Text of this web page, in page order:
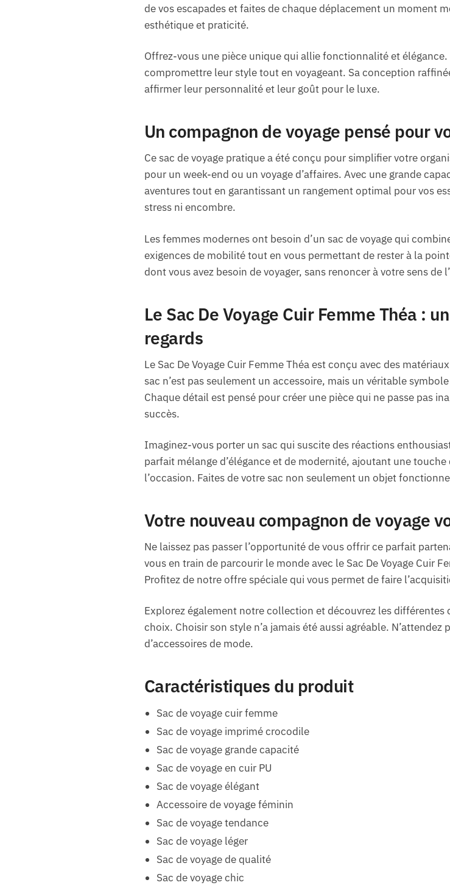
de vos escapades et faites de chaque déplacement un moment
esthétique et praticité.
Offrez-vous une pièce unique qui allie fonctionnalité et
compromettre leur style tout en voyageant. Sa conception
affirmer leur personnalité et leur goût pour le luxe.
Un compagnon de voyage pensé pour
Ce sac de voyage pratique a été conçu pour simplifier votre
pour un week-end ou un voyage d’affaires. Avec une grande
aventures tout en garantissant un rangement optimal pour vos
stress ni encombre.
Les femmes modernes ont besoin d’un sac de voyage qui
exigences de mobilité tout en vous permettant de rester à la
dont vous avez besoin de voyager, sans renoncer à votre sens de
Le Sac De Voyage Cuir Femme Théa :
regards
Le Sac De Voyage Cuir Femme Théa est conçu avec des
sac n’est pas seulement un accessoire, mais un véritable
Chaque détail est pensé pour créer une pièce qui ne passe pas
succès.
Imaginez-vous porter un sac qui suscite des réactions
parfait mélange d’élégance et de modernité, ajoutant une
l’occasion. Faites de votre sac non seulement un objet
Votre nouveau compagnon de voyage
Ne laissez pas passer l’opportunité de vous offrir ce parfait
vous en train de parcourir le monde avec le Sac De Voyage Cuir
Profitez de notre offre spéciale qui vous permet de faire
Explorez également notre collection et découvrez les
choix. Choisir son style n’a jamais été aussi agréable.
d’accessoires de mode.
Caractéristiques du produit
Sac de voyage cuir femme
Sac de voyage imprimé crocodile
Sac de voyage grande capacité
Sac de voyage en cuir PU
Sac de voyage élégant
Accessoire de voyage féminin
Sac de voyage tendance
Sac de voyage léger
Sac de voyage de qualité
Sac de voyage chic